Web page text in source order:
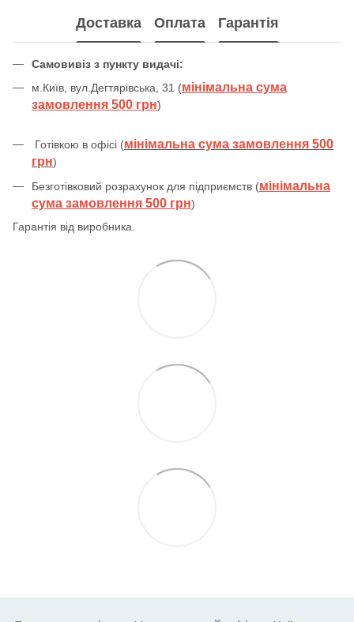
Доставка Оплата Гарантія
Самовивіз з пункту видачі:
м.Київ, вул.Дегтярівська, 31 (мінімальна сума
замовлення 500 грн)
Готівкою в офісі (мінімальна сума замовлення 500
грн)
Безготівковий розрахунок для підприємств (мінімальна
сума замовлення 500 грн)
Гарантія від виробника.